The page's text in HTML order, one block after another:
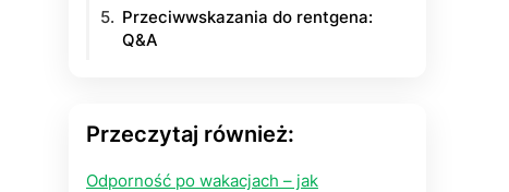
Przeciwwskazania do rentgena:
Q&A
Przeczytaj również:
Odporność po wakacjach – jak